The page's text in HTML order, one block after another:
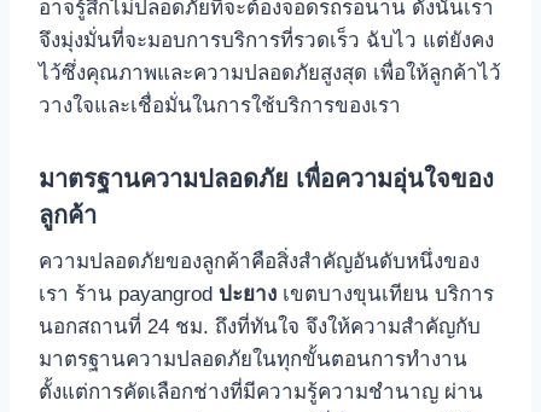
อาจรู้สึกไม่ปลอดภัยที่จะต้องจอดรถรอนาน ดังนั้นเรา
จึงมุ่งมั่นที่จะมอบการบริการที่รวดเร็ว ฉับไว แต่ยังคง
ไว้ซึ่งคุณภาพและความปลอดภัยสูงสุด เพื่อให้ลูกค้าไว้
วางใจและเชื่อมั่นในการใช้บริการของเรา
มาตรฐานความปลอดภัย เพื่อความอุ่นใจของ
ลูกค้า
ความปลอดภัยของลูกค้าคือสิ่งสําคัญอันดับหนึ่งของ
เรา ร้าน payangrod ปะยาง เขตบางขุนเทียน บริการ
นอกสถานที่ 24 ชม. ถึงที่ทันใจ จึงให้ความสําคัญกับ
มาตรฐานความปลอดภัยในทุกขั้นตอนการทํางาน
ตั้งแต่การคัดเลือกช่างที่มีความรู้ความชํานาญ ผ่าน